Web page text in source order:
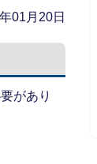
01月20日
があり